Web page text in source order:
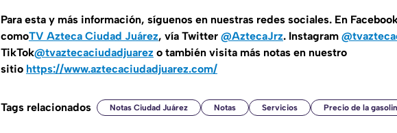
Para esta y más información, síguenos en nuestras redes sociales. En
comoTV Azteca Ciudad Juárez, vía Twitter @AztecaJrz. Instagram
TikTok@tvaztecaciudadjuarez o también visita más notas en nuestro
sitio https://www.aztecaciudadjuarez.com/
Tags relacionados Notas Ciudad Juárez Notas Servicios Precio de la